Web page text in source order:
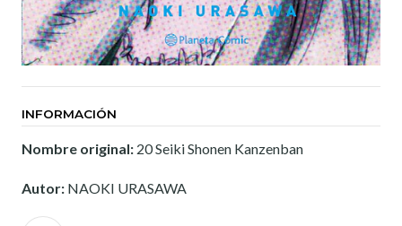
INFORMACIÓN
Nombre original: 20 Seiki Shonen Kanzenban
Autor: NAOKI URASAWA